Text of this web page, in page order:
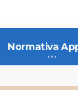
Normativa